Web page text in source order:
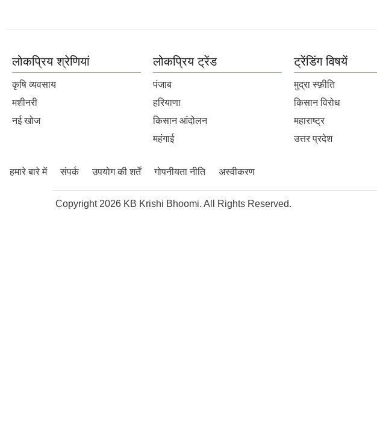
लोकप्रिय श्रेणियां
कृषि व्यवसाय
मशीनरी
नई खोज
लोकप्रिय ट्रेंड
पंजाब
हरियाणा
किसान आंदोलन
महंगाई
ट्रेंडिंग विषयें
मुद्रा स्फ़ीति
किसान विरोध
महाराष्ट्र
उत्तर प्रदेश
हमारे बारे में संपर्क उपयोग की शर्तें गोपनीयता नीति अस्वीकरण
Copyright 2026 KB Krishi Bhoomi. All Rights Reserved.